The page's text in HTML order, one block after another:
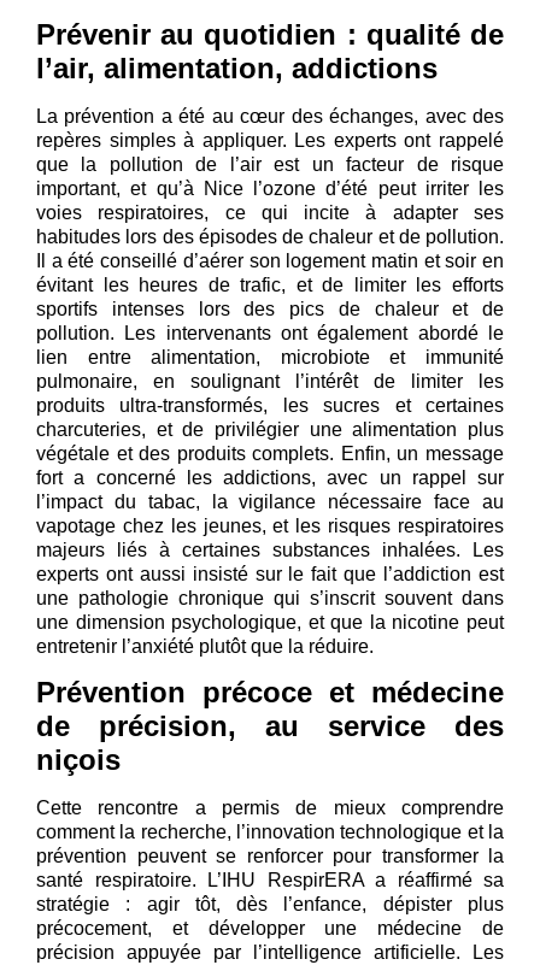
Prévenir au quotidien : qualité de
l’air, alimentation, addictions
La prévention a été au cœur des échanges, avec des
repères simples à appliquer. Les experts ont rappelé
que la pollution de l’air est un facteur de risque
important, et qu’à Nice l’ozone d’été peut irriter les
voies respiratoires, ce qui incite à adapter ses
habitudes lors des épisodes de chaleur et de pollution.
Il a été conseillé d’aérer son logement matin et soir en
évitant les heures de trafic, et de limiter les efforts
sportifs intenses lors des pics de chaleur et de
pollution. Les intervenants ont également abordé le
lien entre alimentation, microbiote et immunité
pulmonaire, en soulignant l’intérêt de limiter les
produits ultra-transformés, les sucres et certaines
charcuteries, et de privilégier une alimentation plus
végétale et des produits complets. Enfin, un message
fort a concerné les addictions, avec un rappel sur
l’impact du tabac, la vigilance nécessaire face au
vapotage chez les jeunes, et les risques respiratoires
majeurs liés à certaines substances inhalées. Les
experts ont aussi insisté sur le fait que l’addiction est
une pathologie chronique qui s’inscrit souvent dans
une dimension psychologique, et que la nicotine peut
entretenir l’anxiété plutôt que la réduire.
Prévention précoce et médecine
de précision, au service des
niçois
Cette rencontre a permis de mieux comprendre
comment la recherche, l’innovation technologique et la
prévention peuvent se renforcer pour transformer la
santé respiratoire. L’IHU RespirERA a réaffirmé sa
stratégie : agir tôt, dès l’enfance, dépister plus
précocement, et développer une médecine de
précision appuyée par l’intelligence artificielle. Les